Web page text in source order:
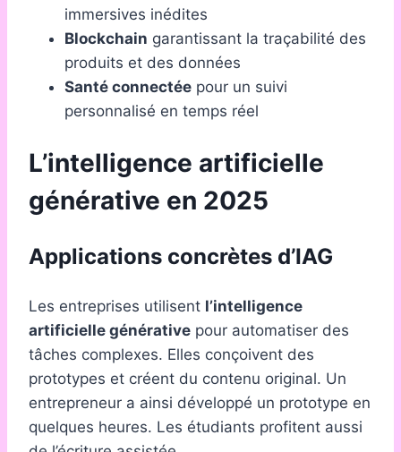
immersives inédites
Blockchain garantissant la traçabilité des
produits et des données
Santé connectée pour un suivi
personnalisé en temps réel
L’intelligence artificielle
générative en 2025
Applications concrètes d’IAG
Les entreprises utilisent l’intelligence
artificielle générative pour automatiser des
tâches complexes. Elles conçoivent des
prototypes et créent du contenu original. Un
entrepreneur a ainsi développé un prototype en
quelques heures. Les étudiants profitent aussi